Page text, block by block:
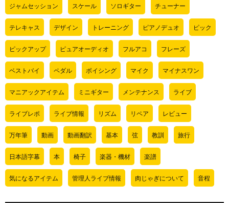
ジャムセッション スケール ソロギター チューナー
テレキャス デザイン トレーニング ピアノデュオ ピック
ピックアップ ピュアオーディオ フルアコ フレーズ
ベストバイ ペダル ボイシング マイク マイナスワン
マニアックアイテム ミニギター メンテナンス ライブ
ライブレポ ライブ情報 リズム リペア レビュー
万年筆 動画 動画翻訳 基本 弦 教訓 旅行
日本語字幕 本 椅子 楽器・機材 楽譜
気になるアイテム 管理人ライブ情報 肉じゃぎについて 音程